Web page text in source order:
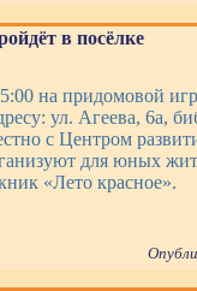
в посёлке
на придомовой
ул. Агеева, 6а,
с Центром
для юных
«Лето красное».